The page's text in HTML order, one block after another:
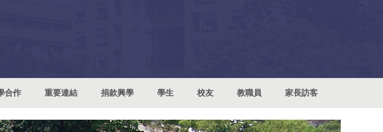
合作 重要連結 捐款興學 學生 校友 教職員 家長訪客